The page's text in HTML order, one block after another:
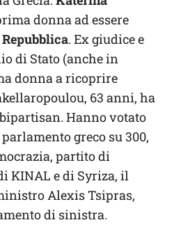
donna ad essere
. Ex giudice e
di Stato (anche in
donna a ricoprire
63 anni, ha
Hanno votato
greco su 300,
partito di
KINAL e di Syriza, il
Alexis Tsipras,
di sinistra.